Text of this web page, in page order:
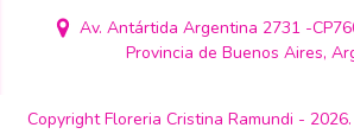
Av. Antártida Argentina 2731 -
Provincia de Buenos Aires,
Copyright Floreria Cristina Ramundi -